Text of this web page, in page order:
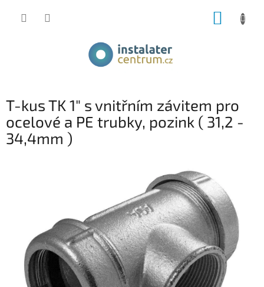
T-kus TK 1" s vnitřním závitem pro
ocelové a PE trubky, pozink ( 31,2 -
34,4mm )